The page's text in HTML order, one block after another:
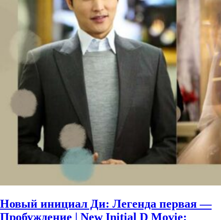
Новый инициал Ди: Легенда первая —
Пробуждение | New Initial D Movie: